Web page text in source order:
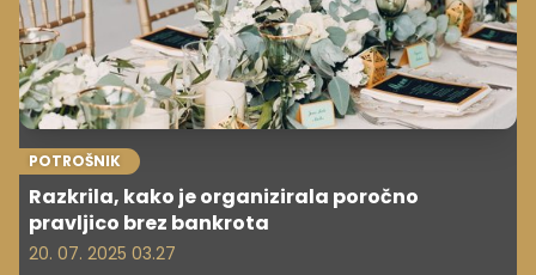
POTROŠNIK
Razkrila, kako je organizirala poročno
pravljico brez bankrota
20. 07. 2025 03.27